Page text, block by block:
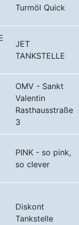
Turmöl Quick
JET
TANKSTELLE
OMV - Sankt
Valentin
Rasthausstraße
3
PINK - so pink,
so clever
Diskont
Tankstelle